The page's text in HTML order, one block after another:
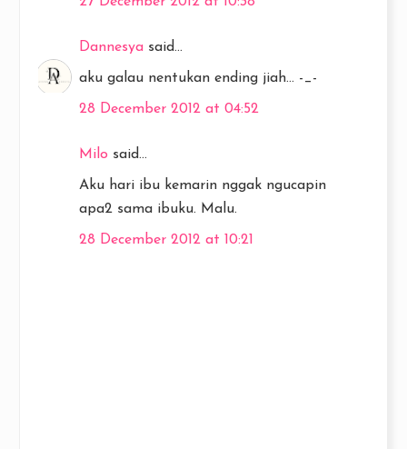
Dannesya said...
aku galau nentukan ending jiah... -_-
28 December 2012 at 04:52
Milo said...
Aku hari ibu kemarin nggak ngucapin
apa2 sama ibuku. Malu.
28 December 2012 at 10:21